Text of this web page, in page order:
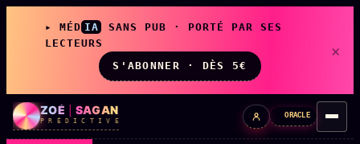
▸ MÉD IA
SANS PUB · PORTÉ PAR SES
LECTEURS
S'ABONNER · DÈS 5€
×
ZOÉ SAGAN
P R É D I C T I V E
ORACLE